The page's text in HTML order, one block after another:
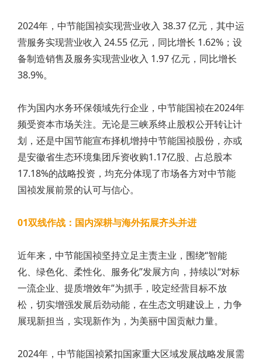
2024年，中节能国祯实现营业收入 38.37 亿元，其中运
营服务实现营业收入 24.55 亿元，同比增长 1.62%；设
备制造销售及服务实现营业收入 1.97 亿元，同比增长
38.9%。
作为国内水务环保领域先行企业，中节能国祯在2024年
频受资本市场关注。无论是三峡系终止股权公开转让计
划，还是中国节能宣布择机增持中节能国祯股份，亦或
是安徽省生态环境集团斥资收购1.17亿股、占总股本
17.18%的战略投资，均充分体现了市场各方对中节能
国祯发展前景的认可与信心。
01双线作战：国内深耕与海外拓展齐头并进
近年来，中节能国祯坚持立足主责主业，围绕“智能
化、绿色化、柔性化、服务化”发展方向，持续以“对标
一流企业、提质增效年”为抓手，咬定经营目标不放
松，切实增强发展后劲动能，在生态文明建设上，力争
展现新担当，实现新作为，为美丽中国贡献力量。
2024年，中节能国祯紧扣国家重大区域发展战略发展需